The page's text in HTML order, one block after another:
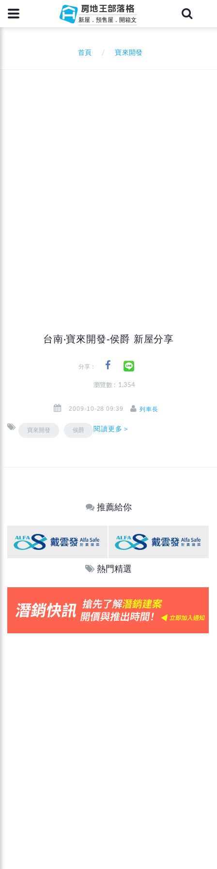
房地王部落格
新屋．預售屋．開箱文
首頁 寶來開發
台南‧寶來開發-侯爵 新屋分享
分享：
瀏覽數 : 1,354
2009-10-28 09:39 列車長
寶來開發 侯爵 閱讀更多＞
推薦給你
熱門精選